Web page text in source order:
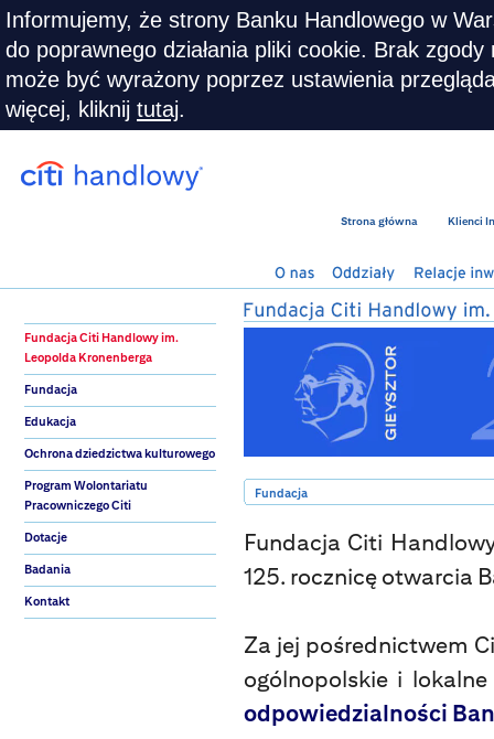
Informujemy, że strony Banku Handlowego w
do poprawnego działania pliki cookie. Brak
może być wyrażony poprzez ustawienia
więcej, kliknij tutaj.
Strona główna Klienci
Fundacja Citi Handlowy im.
Leopolda Kronenberga
Fundacja
Edukacja
Ochrona dziedzictwa kulturowego
Program Wolontariatu
Pracowniczego Citi
Dotacje
Badania
Kontakt
Fundacja
Fundacja Citi
125. rocznicę otwarcia
Za jej pośrednictwem
ogólnopolskie i
odpowiedzialności